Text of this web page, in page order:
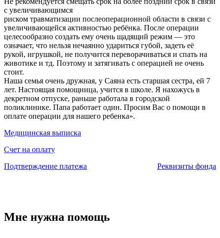
с увеличивающимся
риском травматизации послеоперационной области в связи с
увеличивающейся активностью ребёнка. После операции
целесообразно создать ему очень щадящий режим — это
означает, что нельзя нечаянно удариться губой, задеть её
рукой, игрушкой, не получится переворачиваться и спать на
животике и тд. Поэтому и затягивать с операцией не очень
стоит.
Наша семья очень дружная, у Саяна есть старшая сестра, ей 7
лет. Настоящая помощница, учится в школе. Я нахожусь в
декретном отпуске, раньше работала в городской
поликлинике. Папа работает один. Просим Вас о помощи в
оплате операции для нашего ребенка».
Медицинская выписка
Счет на оплату
Подтверждение платежа
Реквизиты фонда
Мне нужна помощь